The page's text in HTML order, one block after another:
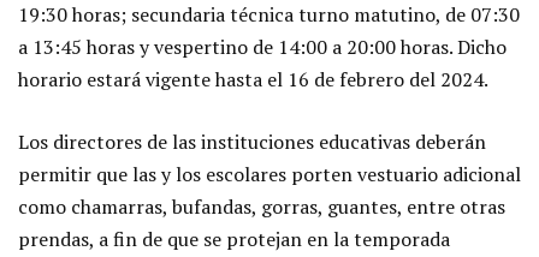
19:30 horas; secundaria técnica turno matutino, de 07:30
a 13:45 horas y vespertino de 14:00 a 20:00 horas. Dicho
horario estará vigente hasta el 16 de febrero del 2024.
Los directores de las instituciones educativas deberán
permitir que las y los escolares porten vestuario adicional
como chamarras, bufandas, gorras, guantes, entre otras
prendas, a fin de que se protejan en la temporada